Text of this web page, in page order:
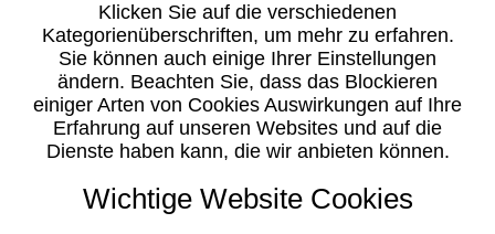
Klicken Sie auf die verschiedenen
Kategorienüberschriften, um mehr zu erfahren.
Sie können auch einige Ihrer Einstellungen
ändern. Beachten Sie, dass das Blockieren
einiger Arten von Cookies Auswirkungen auf Ihre
Erfahrung auf unseren Websites und auf die
Dienste haben kann, die wir anbieten können.
Wichtige Website Cookies